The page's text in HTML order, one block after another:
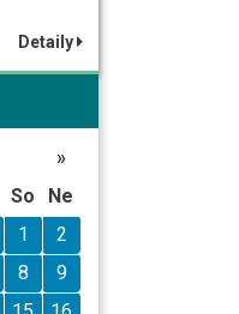
Detaily
»
So
Ne
1
2
8
9